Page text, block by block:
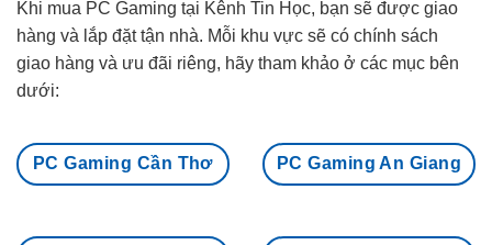
Khi mua PC Gaming tại Kênh Tin Học, bạn sẽ được giao
hàng và lắp đặt tận nhà. Mỗi khu vực sẽ có chính sách
giao hàng và ưu đãi riêng, hãy tham khảo ở các mục bên
dưới:
PC Gaming Cần Thơ PC Gaming An Giang